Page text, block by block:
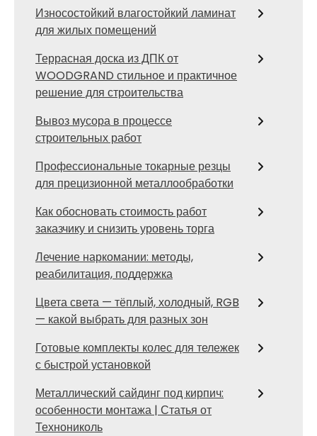
Износостойкий влагостойкий ламинат
для жилых помещений
Террасная доска из ДПК от
WOODGRAND стильное и практичное
решение для строительства
Вывоз мусора в процессе
строительных работ
Профессиональные токарные резцы
для прецизионной металлообработки
Как обосновать стоимость работ
заказчику и снизить уровень торга
Лечение наркомании: методы,
реабилитация, поддержка
Цвета света — тёплый, холодный, RGB
— какой выбрать для разных зон
Готовые комплекты колес для тележек
с быстрой установкой
Металлический сайдинг под кирпич:
особенности монтажа | Статья от
Технониколь